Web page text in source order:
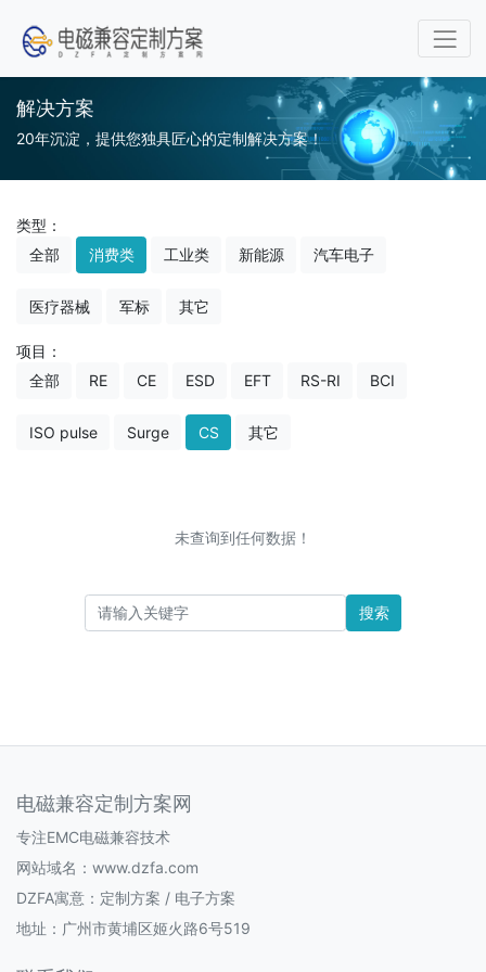
解决方案
20年沉淀，提供您独具匠心的定制解决方案！
类型：
全部
消费类 工业类 新能源 汽车电子
医疗器械 军标 其它
项目：
全部
RE CE ESD EFT RS-RI BCI
ISO pulse Surge CS 其它
未查询到任何数据！
搜索
电磁兼容定制方案网
专注EMC电磁兼容技术
网站域名：www.dzfa.com
DZFA寓意：定制方案 / 电子方案
地址：广州市黄埔区姬火路6号519